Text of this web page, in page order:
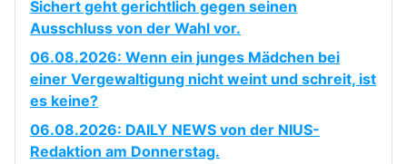
Sichert geht gerichtlich gegen seinen
Ausschluss von der Wahl vor.
06.08.2026: Wenn ein junges Mädchen bei
einer Vergewaltigung nicht weint und schreit, ist
es keine?
06.08.2026: DAILY NEWS von der NIUS-
Redaktion am Donnerstag.